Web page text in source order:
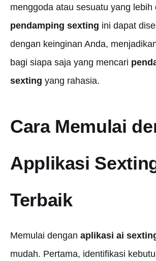
menggoda atau sesuatu yang lebih
pendamping sexting ini dapat
dengan keinginan Anda,
bagi siapa saja yang mencari
sexting yang rahasia.
Cara Memulai
Applikasi
Terbaik
Memulai dengan aplikasi ai
mudah. Pertama, identifikasi